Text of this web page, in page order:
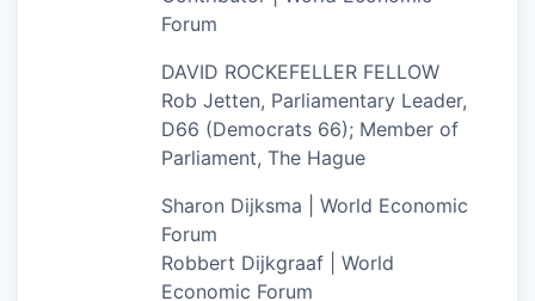
Forum
DAVID ROCKEFELLER FELLOW
Rob Jetten, Parliamentary Leader,
D66 (Democrats 66); Member of
Parliament, The Hague
Sharon Dijksma | World Economic
Forum
Robbert Dijkgraaf | World
Economic Forum